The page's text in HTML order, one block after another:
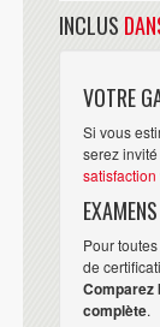
INCLUS
VOTRE
Si vous
serez
satisfaction
EXAMENS
Pour
de
Comparez
complète.